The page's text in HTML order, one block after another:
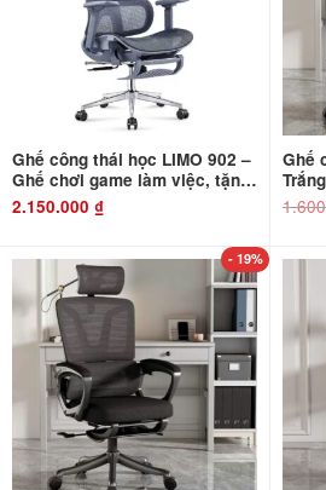
Ghế công thái học LIMO 902 –
Ghế chơi game làm việc, tặng
kê chân. Bản thiết kế Full lưới
2.150.000 ₫
Ghế
- 19%